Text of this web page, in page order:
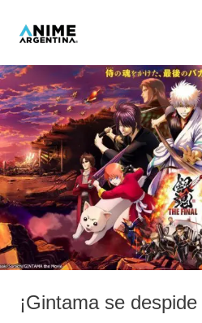
¡Gintama se
¡Gintama
se
despide
de
manera
oficial!